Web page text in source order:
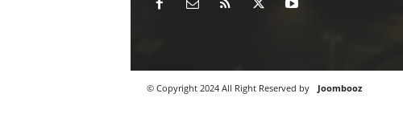
© Copyright 2024 All Right Reserved by Joombooz